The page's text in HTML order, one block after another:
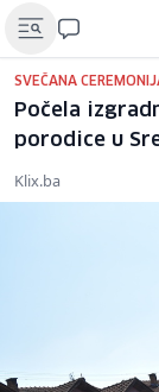
SVEČANA
Počela
porodice u
Klix.ba